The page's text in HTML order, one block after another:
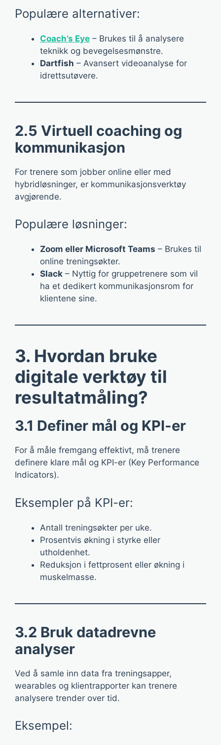
Populære alternativer:
Coach’s Eye – Brukes til å analysere
teknikk og bevegelsesmønstre.
Dartfish – Avansert videoanalyse for
idrettsutøvere.
2.5 Virtuell coaching og
kommunikasjon
For trenere som jobber online eller med
hybridløsninger, er kommunikasjonsverktøy
avgjørende.
Populære løsninger:
Zoom eller Microsoft Teams – Brukes til
online treningsøkter.
Slack – Nyttig for gruppetrenere som vil
ha et dedikert kommunikasjonsrom for
klientene sine.
3. Hvordan bruke
digitale verktøy til
resultatmåling?
3.1 Definer mål og KPI-er
For å måle fremgang effektivt, må trenere
definere klare mål og KPI-er (Key Performance
Indicators).
Eksempler på KPI-er:
Antall treningsøkter per uke.
Prosentvis økning i styrke eller
utholdenhet.
Reduksjon i fettprosent eller økning i
muskelmasse.
3.2 Bruk datadrevne
analyser
Ved å samle inn data fra treningsapper,
wearables og klientrapporter kan trenere
analysere trender over tid.
Eksempel: